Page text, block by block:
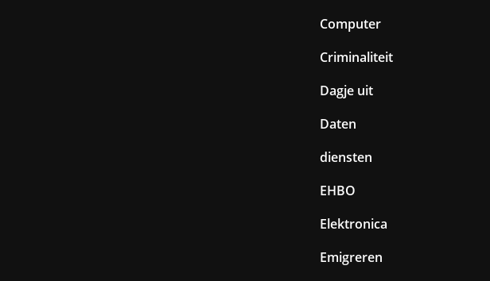
Computer
Criminaliteit
Dagje uit
Daten
diensten
EHBO
Elektronica
Emigreren